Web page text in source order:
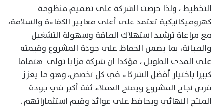
التخطيط ، ولذا حرصت الشركة على تصميم منظومة
كهروميكانيكية تعتمد على أعلى معايير الكفاءة والسلامة،
مع مراعاة ترشيد استهلاك الطاقة وسهولة التشغيل
والصيانة، بما يضمن الحفاظ على جودة المشروع وقيمته
على المدى الطويل ، مؤكدا ان شركة مزايا تولى اهتماما
كبيرا باختيار أفضل الشركاء في كل تخصص، وهو ما يعزز
فرص نجاح المشروع ويمنح العملاء ثقة أكبر في جودة
المنتج النهائي ويحافظ على عوائد وقيم استثماراتهم .